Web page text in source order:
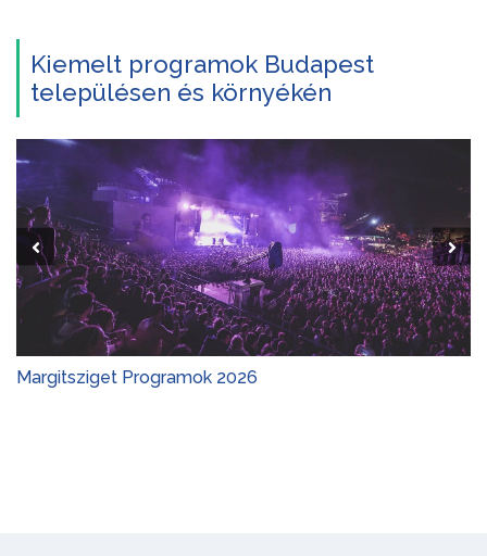
Kiemelt programok Budapest
településen és környékén
Margitsziget Programok 2026